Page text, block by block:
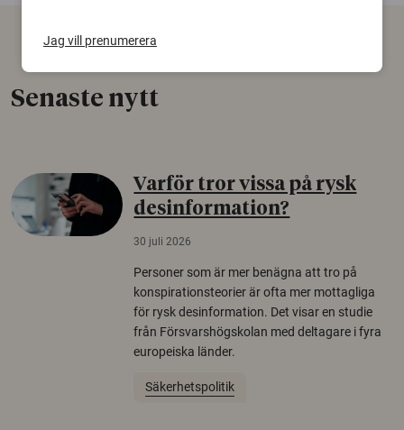
Senaste nytt
Varför tror vissa på rysk
desinformation?
30 juli 2026
Personer som är mer benägna att tro på
konspirationsteorier är ofta mer mottagliga
för rysk desinformation. Det visar en studie
från Försvarshögskolan med deltagare i fyra
europeiska länder.
Säkerhetspolitik
Jag vill prenumerera